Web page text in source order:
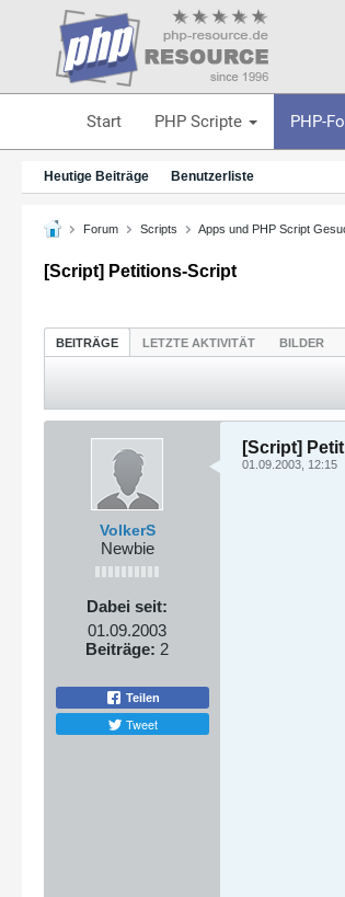
Start PHP Scripte PHP-
Heutige Beiträge Benutzerliste
Forum Scripts Apps und PHP Script
[Script] Petitions-Script
BEITRÄGE LETZTE AKTIVITÄT BILDER
VolkerS
Newbie
Dabei seit:
01.09.2003
Beiträge: 2
Teilen
Tweet
[Script]
01.09.2003, 12:15